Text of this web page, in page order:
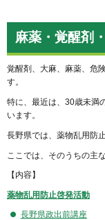
麻薬・覚醒剤
覚醒剤、大麻、麻薬、危
す。
特に、最近は、30歳未満
います。
長野県では、薬物乱用防
ここでは、そのうちの主
【内容】
薬物乱用防止啓発活動
長野県政出前講座